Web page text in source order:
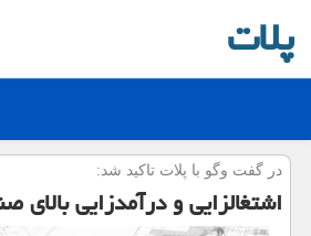
پلات
در گفت وگو با پلات تاكید شد:
اشتغالزایی و درآمدزایی بالای